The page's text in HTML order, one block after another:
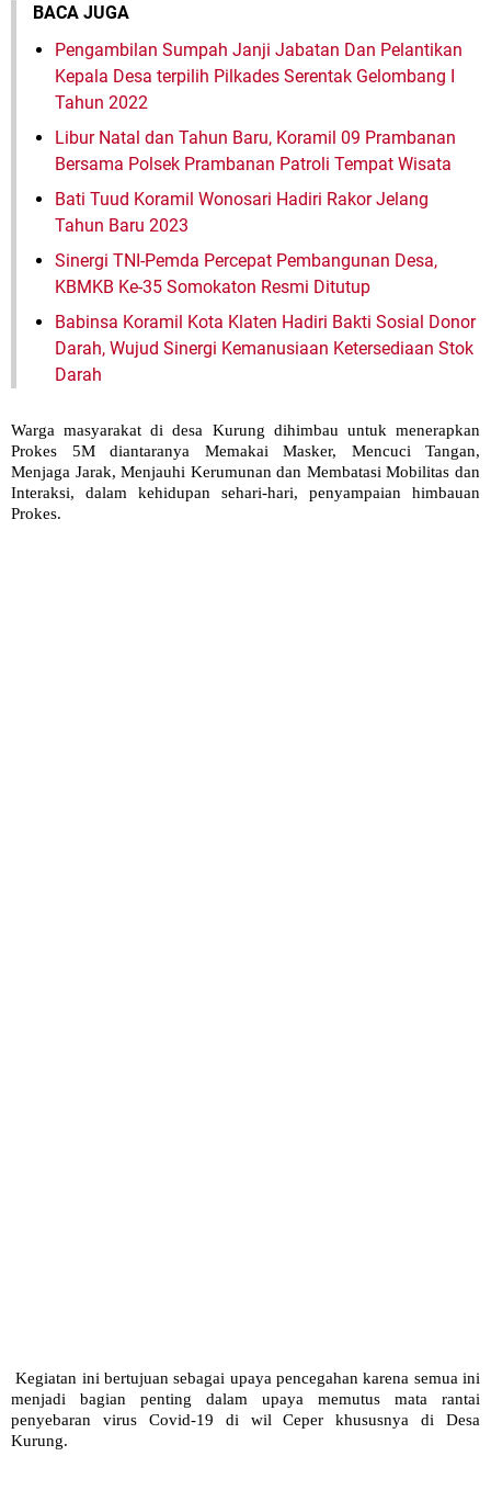
BACA JUGA
Pengambilan Sumpah Janji Jabatan Dan Pelantikan
Kepala Desa terpilih Pilkades Serentak Gelombang I
Tahun 2022
Libur Natal dan Tahun Baru, Koramil 09 Prambanan
Bersama Polsek Prambanan Patroli Tempat Wisata
Bati Tuud Koramil Wonosari Hadiri Rakor Jelang
Tahun Baru 2023
Sinergi TNI-Pemda Percepat Pembangunan Desa,
KBMKB Ke-35 Somokaton Resmi Ditutup
Babinsa Koramil Kota Klaten Hadiri Bakti Sosial Donor
Darah, Wujud Sinergi Kemanusiaan Ketersediaan Stok
Darah
Warga masyarakat di desa Kurung dihimbau untuk menerapkan
Prokes 5M diantaranya Memakai Masker, Mencuci Tangan,
Menjaga Jarak, Menjauhi Kerumunan dan Membatasi Mobilitas dan
Interaksi, dalam kehidupan sehari-hari, penyampaian himbauan
Prokes.
Kegiatan ini bertujuan sebagai upaya pencegahan karena semua ini
menjadi bagian penting dalam upaya memutus mata rantai
penyebaran virus Covid-19 di wil Ceper khususnya di Desa
Kurung.